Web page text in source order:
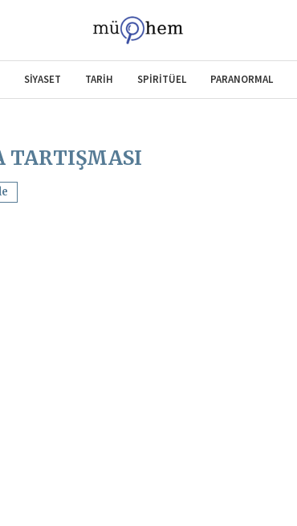
SİYASET TARİH SPİRİTÜEL PARANORMAL
TARTIŞMASI